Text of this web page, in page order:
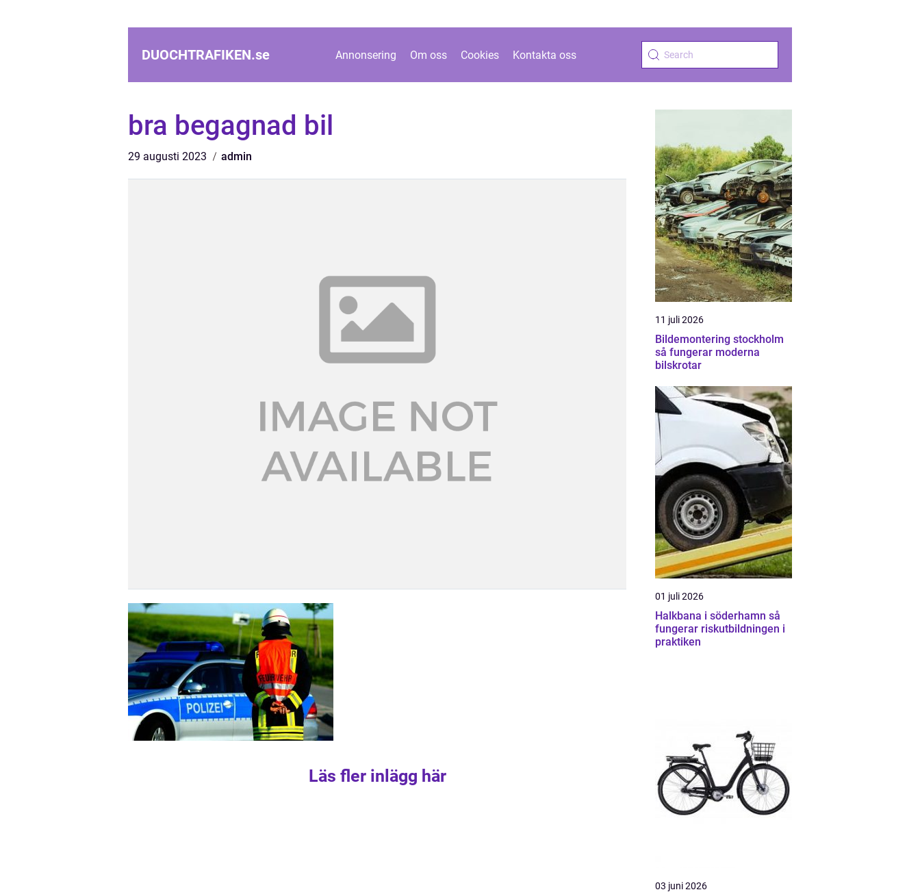
DUOCHTRAFIKEN.se Annonsering Om oss Cookies Kontakta oss
bra begagnad bil
29 augusti 2023 admin
Läs fler inlägg här
11 juli 2026
Bildemontering stockholm
så fungerar moderna
bilskrotar
01 juli 2026
Halkbana i söderhamn så
fungerar riskutbildningen i
praktiken
03 juni 2026